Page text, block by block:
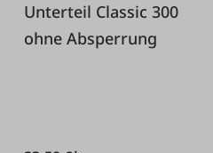
Unterteil Classic 300
ohne Absperrung